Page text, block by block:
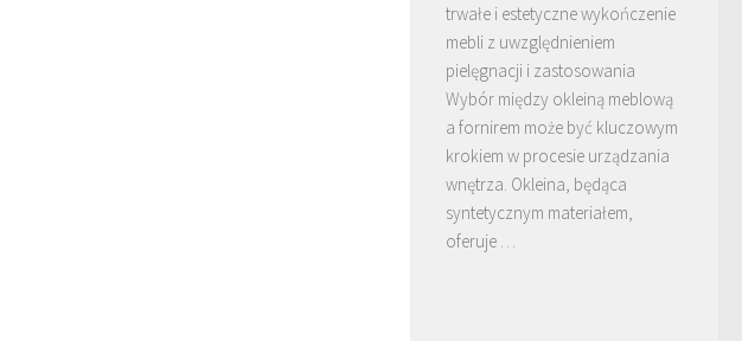
trwałe i estetyczne wykończenie
mebli z uwzględnieniem
pielęgnacji i zastosowania
Wybór między okleiną meblową
a fornirem może być kluczowym
krokiem w procesie urządzania
wnętrza. Okleina, będąca
syntetycznym materiałem,
oferuje …